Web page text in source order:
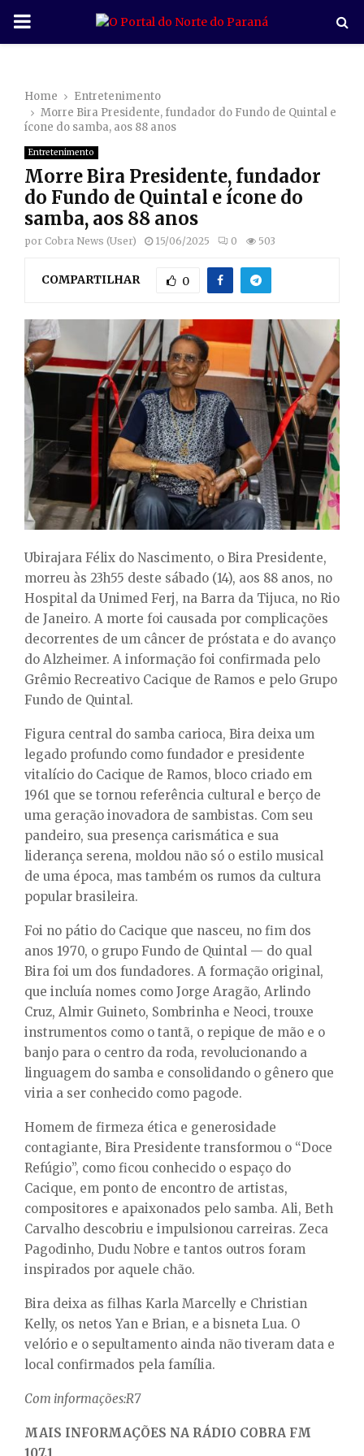
P
M
A
R
M
E
N
U
Home
Entretenimento
Morre Bira Presidente, fundador do Fundo de Quintal e
ícone do samba, aos 88 anos
Entretenimento
Morre Bira Presidente, fundador
do Fundo de Quintal e ícone do
samba, aos 88 anos
por Cobra News (User) 15/06/2025 0 503
COMPARTILHAR 0
Ubirajara Félix do Nascimento, o Bira Presidente,
morreu às 23h55 deste sábado (14), aos 88 anos, no
Hospital da Unimed Ferj, na Barra da Tijuca, no Rio
de Janeiro. A morte foi causada por complicações
decorrentes de um câncer de próstata e do avanço
do Alzheimer. A informação foi confirmada pelo
Grêmio Recreativo Cacique de Ramos e pelo Grupo
Fundo de Quintal.
Figura central do samba carioca, Bira deixa um
legado profundo como fundador e presidente
vitalício do Cacique de Ramos, bloco criado em
1961 que se tornou referência cultural e berço de
uma geração inovadora de sambistas. Com seu
pandeiro, sua presença carismática e sua
liderança serena, moldou não só o estilo musical
de uma época, mas também os rumos da cultura
popular brasileira.
Foi no pátio do Cacique que nasceu, no fim dos
anos 1970, o grupo Fundo de Quintal — do qual
Bira foi um dos fundadores. A formação original,
que incluía nomes como Jorge Aragão, Arlindo
Cruz, Almir Guineto, Sombrinha e Neoci, trouxe
instrumentos como o tantã, o repique de mão e o
banjo para o centro da roda, revolucionando a
linguagem do samba e consolidando o gênero que
viria a ser conhecido como pagode.
Homem de firmeza ética e generosidade
contagiante, Bira Presidente transformou o “Doce
Refúgio”, como ficou conhecido o espaço do
Cacique, em ponto de encontro de artistas,
compositores e apaixonados pelo samba. Ali, Beth
Carvalho descobriu e impulsionou carreiras. Zeca
Pagodinho, Dudu Nobre e tantos outros foram
inspirados por aquele chão.
Bira deixa as filhas Karla Marcelly e Christian
Kelly, os netos Yan e Brian, e a bisneta Lua. O
velório e o sepultamento ainda não tiveram data e
local confirmados pela família.
Com informações:R7
MAIS INFORMAÇÕES NA RÁDIO COBRA FM